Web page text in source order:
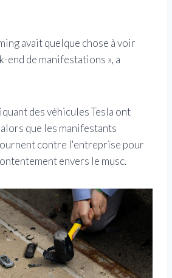
avait quelque chose à voir
end de manifestations », a
des véhicules Tesla ont
que les manifestants
contre l'entreprise pour
envers le musc.